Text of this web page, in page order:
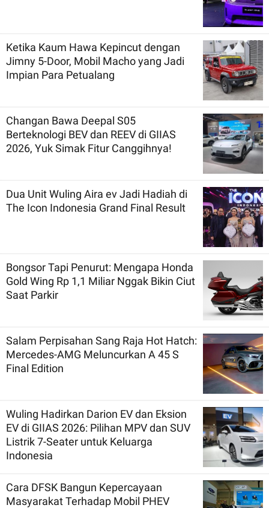
Ketika Kaum Hawa Kepincut dengan
Jimny 5-Door, Mobil Macho yang Jadi
Impian Para Petualang
Changan Bawa Deepal S05
Berteknologi BEV dan REEV di GIIAS
2026, Yuk Simak Fitur Canggihnya!
Dua Unit Wuling Aira ev Jadi Hadiah di
The Icon Indonesia Grand Final Result
Bongsor Tapi Penurut: Mengapa Honda
Gold Wing Rp 1,1 Miliar Nggak Bikin Ciut
Saat Parkir
Salam Perpisahan Sang Raja Hot Hatch:
Mercedes-AMG Meluncurkan A 45 S
Final Edition
Wuling Hadirkan Darion EV dan Eksion
EV di GIIAS 2026: Pilihan MPV dan SUV
Listrik 7-Seater untuk Keluarga
Indonesia
Cara DFSK Bangun Kepercayaan
Masyarakat Terhadap Mobil PHEV